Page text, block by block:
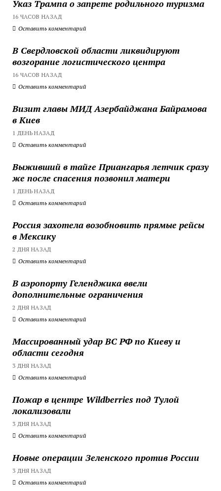
Указ Трампа о запрете родильного туризма
16 ЧАСОВ НАЗАД
Оставить комментарий
В Свердловской области ликвидируют
возгорание логистического центра
16 ЧАСОВ НАЗАД
Оставить комментарий
Визит главы МИД Азербайджана Байрамова
в Киев
1 ДЕНЬ НАЗАД
Оставить комментарий
Выживший в тайге Приангарья летчик сразу
же после спасения позвонил матери
1 ДЕНЬ НАЗАД
Оставить комментарий
Россия захотела возобновить прямые рейсы
в Мексику
2 ДНЯ НАЗАД
Оставить комментарий
В аэропорту Геленджика ввели
дополнительные ограничения
2 ДНЯ НАЗАД
Оставить комментарий
Массированный удар ВС РФ по Киеву и
области сегодня
3 ДНЯ НАЗАД
Оставить комментарий
Пожар в центре Wildberries под Тулой
локализовали
3 ДНЯ НАЗАД
Оставить комментарий
Новые операции Зеленского против России
3 ДНЯ НАЗАД
Оставить комментарий